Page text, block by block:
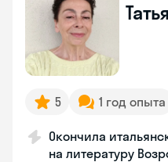
5 1 год опыта
Окончила
на литературу